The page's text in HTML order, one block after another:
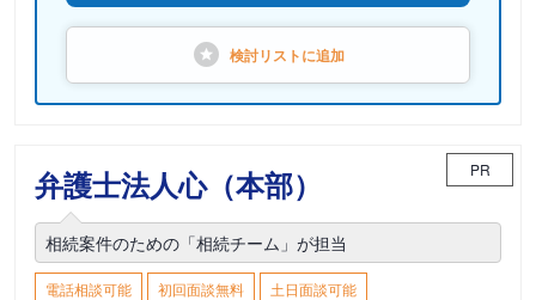
検討リストに追加
弁護士法人心（本部） PR
相続案件のための「相続チーム」が担当
電話相談可能 初回面談無料
土日面談可能